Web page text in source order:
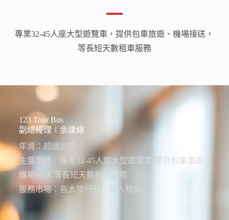
專業32-45人座大型遊覽車，提供包車旅遊、機場接送，
等長短天數租車服務
123 Tour Bus
副總經理∣余建緯
年資：超過25年
主要業務：專業32-45人座大型遊覽車 提供包車旅遊
機場接送 等長短天數租車服務
服務市場：各大旅行社、私人租車